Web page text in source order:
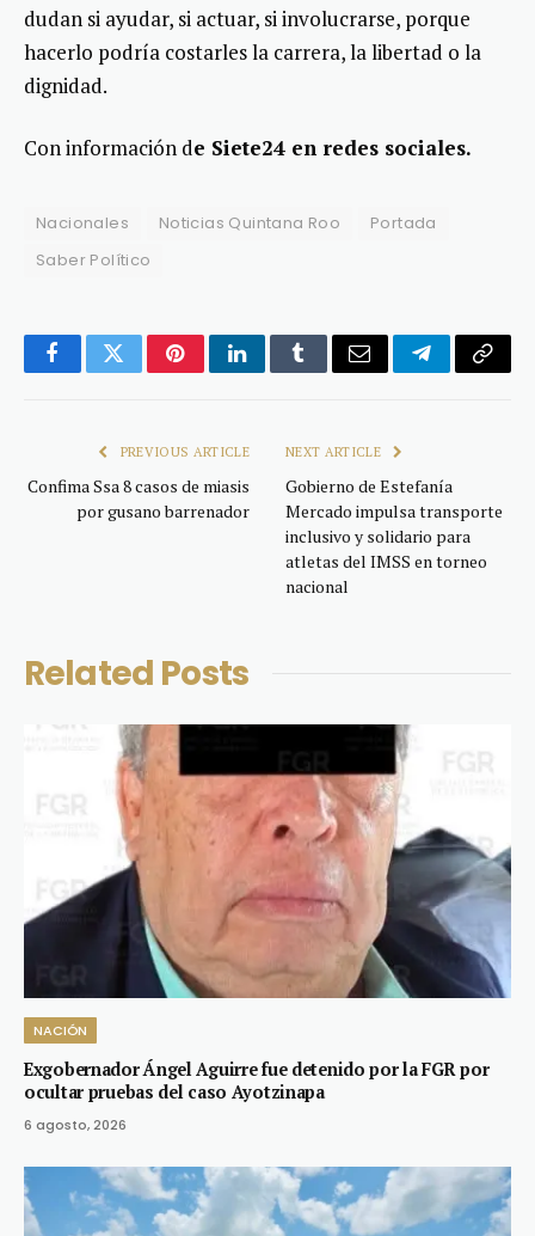
dudan si ayudar, si actuar, si involucrarse, porque
hacerlo podría costarles la carrera, la libertad o la
dignidad.
Con información de Siete24 en redes sociales.
Nacionales Noticias Quintana Roo
Portada
Saber Político
FacebookTwitterPinterestLinkedInTumblrEmail TelegramCopy
PREVIOUS ARTICLE
Confima Ssa 8 casos de miasis
por gusano barrenador
NEXT ARTICLE
Gobierno de Estefanía
Mercado impulsa transporte
inclusivo y solidario para
atletas del IMSS en torneo
nacional
Related Posts
NACIÓN
Exgobernador Ángel Aguirre fue detenido por la FGR por
ocultar pruebas del caso Ayotzinapa
6 agosto, 2026